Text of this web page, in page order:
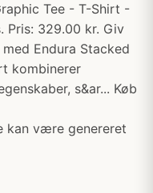
Tee - T-Shirt -
Pris: 329.00 kr. Giv
Endura Stacked
kombinerer
s&ar... Køb
kan være genereret